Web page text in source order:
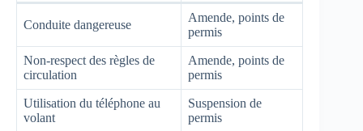
Conduite dangereuse
Amende, points de
permis
Non-respect des règles de
circulation
Amende, points de
permis
Utilisation du téléphone au
volant
Suspension de
permis